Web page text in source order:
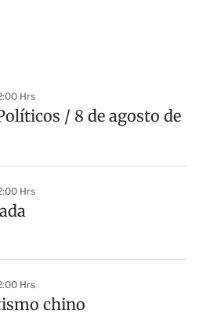
Hrs
/ 8 de agosto de
Hrs
Hrs
chino